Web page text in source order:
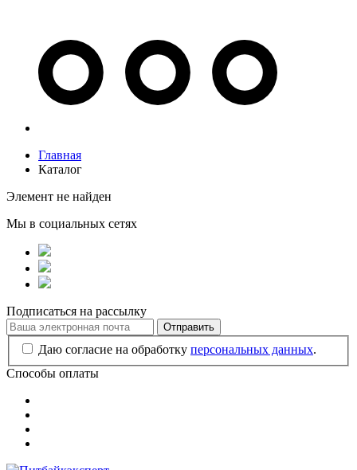
Главная
Каталог
Элемент не найден
Мы в социальных сетях
Подписаться на рассылку
Отправить
Даю согласие на обработку персональных данных.
Способы оплаты